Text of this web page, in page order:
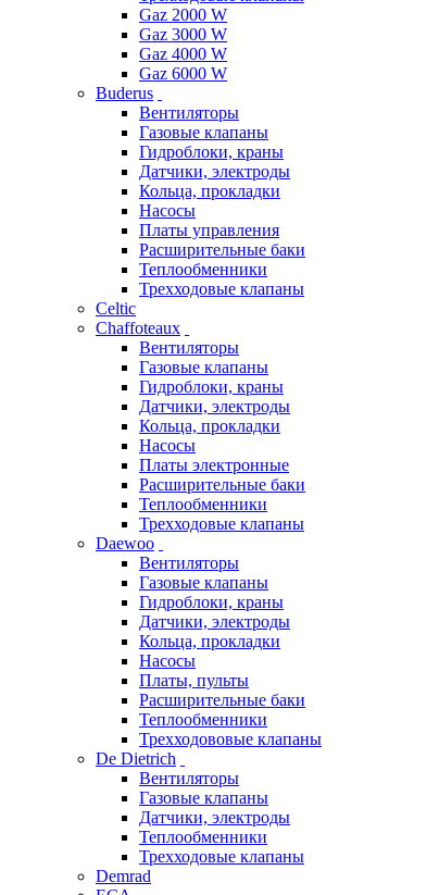
Gaz 2000 W
Gaz 3000 W
Gaz 4000 W
Gaz 6000 W
Buderus
Вентиляторы
Газовые клапаны
Гидроблоки, краны
Датчики, электроды
Кольца, прокладки
Насосы
Платы управления
Расширительные баки
Теплообменники
Трехходовые клапаны
Celtic
Chaffoteaux
Вентиляторы
Газовые клапаны
Гидроблоки, краны
Датчики, электроды
Кольца, прокладки
Насосы
Платы электронные
Расширительные баки
Теплообменники
Трехходовые клапаны
Daewoo
Вентиляторы
Газовые клапаны
Гидроблоки, краны
Датчики, электроды
Кольца, прокладки
Насосы
Платы, пульты
Расширительные баки
Теплообменники
Трехходововые клапаны
De Dietrich
Вентиляторы
Газовые клапаны
Датчики, электроды
Теплообменники
Трехходовые клапаны
Demrad